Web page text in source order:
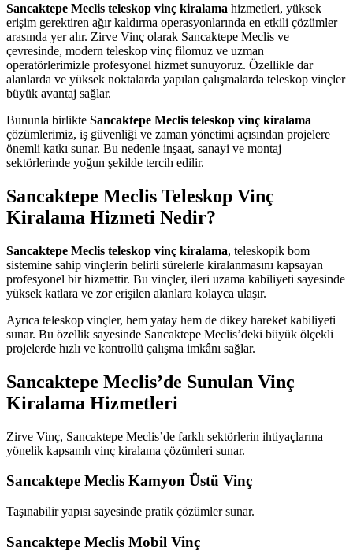
Sancaktepe Meclis teleskop vinç kiralama hizmetleri, yüksek
erişim gerektiren ağır kaldırma operasyonlarında en etkili çözümler
arasında yer alır. Zirve Vinç olarak Sancaktepe Meclis ve
çevresinde, modern teleskop vinç filomuz ve uzman
operatörlerimizle profesyonel hizmet sunuyoruz. Özellikle dar
alanlarda ve yüksek noktalarda yapılan çalışmalarda teleskop vinçler
büyük avantaj sağlar.
Bununla birlikte Sancaktepe Meclis teleskop vinç kiralama
çözümlerimiz, iş güvenliği ve zaman yönetimi açısından projelere
önemli katkı sunar. Bu nedenle inşaat, sanayi ve montaj
sektörlerinde yoğun şekilde tercih edilir.
Sancaktepe Meclis Teleskop Vinç
Kiralama Hizmeti Nedir?
Sancaktepe Meclis teleskop vinç kiralama, teleskopik bom
sistemine sahip vinçlerin belirli sürelerle kiralanmasını kapsayan
profesyonel bir hizmettir. Bu vinçler, ileri uzama kabiliyeti sayesinde
yüksek katlara ve zor erişilen alanlara kolayca ulaşır.
Ayrıca teleskop vinçler, hem yatay hem de dikey hareket kabiliyeti
sunar. Bu özellik sayesinde Sancaktepe Meclis’deki büyük ölçekli
projelerde hızlı ve kontrollü çalışma imkânı sağlar.
Sancaktepe Meclis’de Sunulan Vinç
Kiralama Hizmetleri
Zirve Vinç, Sancaktepe Meclis’de farklı sektörlerin ihtiyaçlarına
yönelik kapsamlı vinç kiralama çözümleri sunar.
Sancaktepe Meclis Kamyon Üstü Vinç
Taşınabilir yapısı sayesinde pratik çözümler sunar.
Sancaktepe Meclis Mobil Vinç